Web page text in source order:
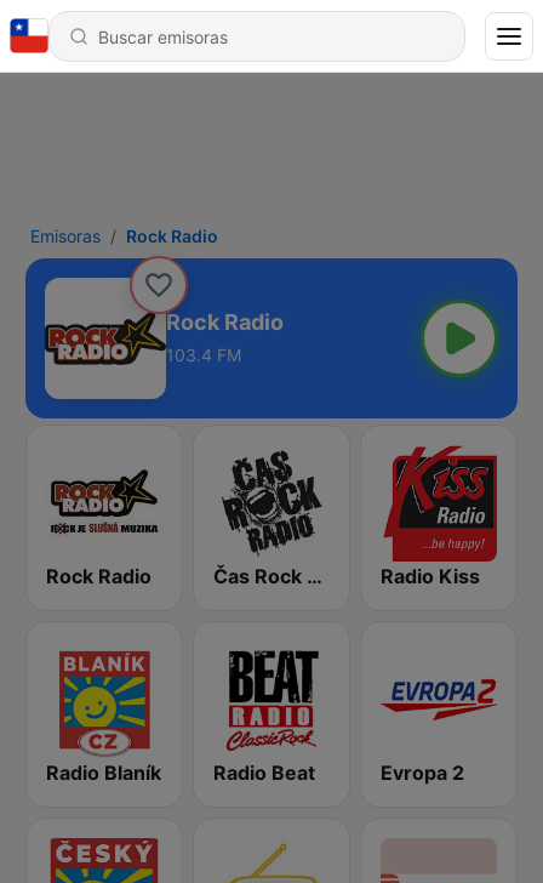
Emisoras Rock Radio
Rock Radio
103.4 FM
Rock Radio Čas Rock Radio Radio Kiss
Radio Blaník Radio Beat Evropa 2